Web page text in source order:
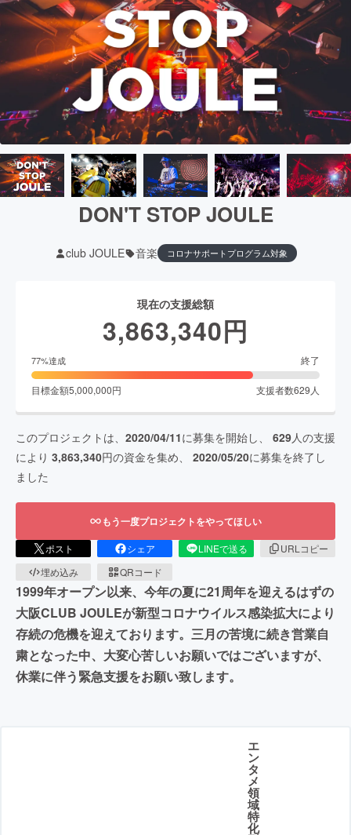
DON'T STOP JOULE
club JOULE 音楽 コロナサポートプログラム対象
現在の支援総額
3,863,340円
77%達成 終了
目標金額5,000,000円 支援者数629 人
このプロジェクトは、 2020/04/11に募集を開始し、 629人の支援
により 3,863,340円の資金を集め、 2020/05/20に募集を終了し
ました
もう一度プロジェクトをやってほしい
ポスト シェア LINEで送る
URLコピー
埋め込み
QRコード
1999年オープン以来、今年の夏に21周年を迎えるはずの
大阪CLUB JOULEが新型コロナウイルス感染拡大により
存続の危機を迎えております。三月の苦境に続き営業自
粛となった中、大変心苦しいお願いではございますが、
休業に伴う緊急支援をお願い致します。
エ
ン
タ
メ
領
域
特
化